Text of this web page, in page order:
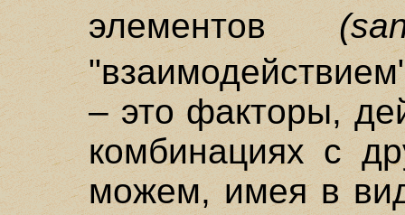
элементов
– это факторы,
комбинациях с
можем, имея в